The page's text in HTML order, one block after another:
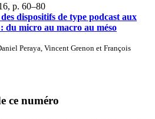
, p. 60–80
dispositifs de type podcast aux
du micro au macro au méso
Peraya, Vincent Grenon et François
ce numéro